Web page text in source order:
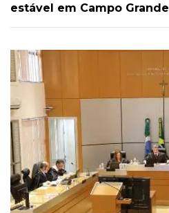
estável em Campo Grande